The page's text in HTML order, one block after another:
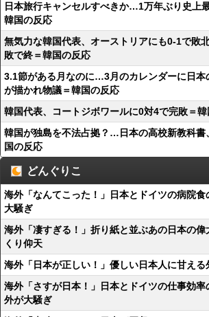
日本旅行キャンセルすべきか…1万年ぶり史上
韓国の反応
無気力な韓国代表、オーストリアにも0-1で敗
敗で終＝韓国の反応
3.1節がある月なのに…3月のカレンダーに日本
が描かれ物議＝韓国の反応
韓国代表、コートジボワールに0対4で完敗＝
韓国が独島を不法占拠？…日本の高校新教科書
国の反応
どんぐりこ
海外「なんてこった！」日本とドイツの病院
大騒ぎ
海外「凄すぎる！」折り紙と並ぶあの日本の
くり仰天
海外「日本が正しい！」優しい日本人に甘え
海外「さすが日本！」日本とドイツの仕事効
外が大騒ぎ